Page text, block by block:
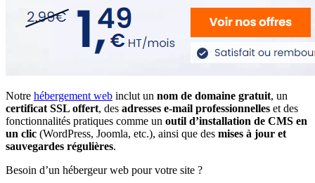
Notre hébergement web inclut un nom de domaine gratuit, un
certificat SSL offert, des adresses e-mail professionnelles et des
fonctionnalités pratiques comme un outil d’installation de CMS en
un clic (WordPress, Joomla, etc.), ainsi que des mises à jour et
sauvegardes régulières.
Besoin d’un hébergeur web pour votre site ?